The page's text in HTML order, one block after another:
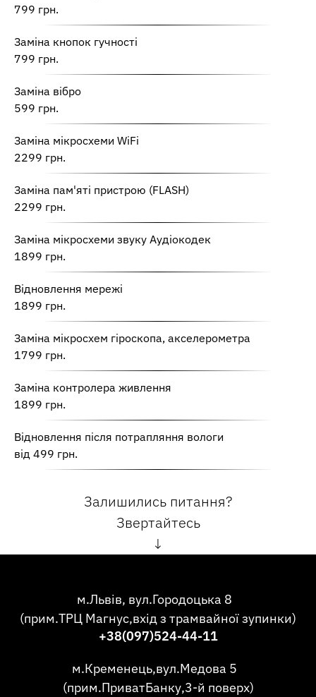
799 грн.
Заміна кнопок гучності
799 грн.
Заміна вібро
599 грн.
Заміна мікросхеми WiFi
2299 грн.
Заміна пам'яті пристрою (FLASH)
2299 грн.
Заміна мікросхеми звуку Аудіокодек
1899 грн.
Відновлення мережі
1899 грн.
Заміна мікросхем гіроскопа, акселерометра
1799 грн.
Заміна контролера живлення
1899 грн.
Відновлення після потрапляння вологи
від 499 грн.
Залишились питання?
Звертайтесь
↓
м.Львів, вул.Городоцька 8
(прим.ТРЦ Магнус,вхід з трамвайної зупинки)
+38(097)524-44-11
м.Кременець,вул.Медова 5
(прим.ПриватБанку,3-й поверх)